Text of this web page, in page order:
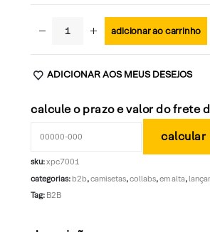
adicionar ao carrinho
ADICIONAR AOS MEUS DESEJOS
calcule o prazo e valor do frete
sku:xpc7001
categorias: b2b,camisetas,collabs,em alta,
Tag: B2B